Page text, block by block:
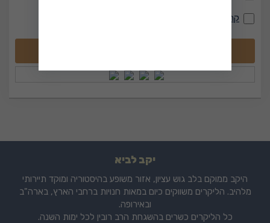
קראתי ואני מאשר את תקנון האתר
יקב לביא
היקב ממוקם בלב גוש עציון, אזור משופע בהיסטוריה ומוקד תיירותי
מלהיב. הליקרים משווקים כיום במאות חנויות ברחבי הארץ, בארה"ב
ובאירופה.
כל הליקרים כשרים בהשגחת הרב רובין לכל ימות השנה.